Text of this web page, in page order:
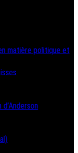
matière politique et